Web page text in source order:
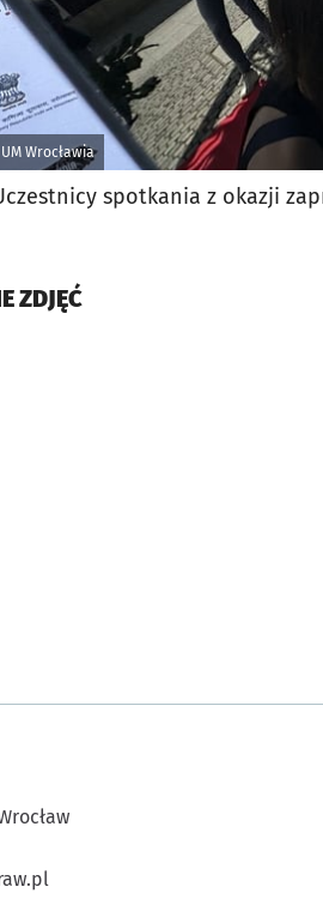
UM Wrocławia
spotkania z okazji
ZDJĘĆ